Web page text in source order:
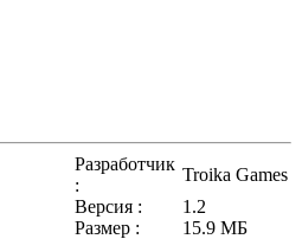
Разработчик
:
Troika Games
Версия :
1.2
Размер :
15.9 МБ